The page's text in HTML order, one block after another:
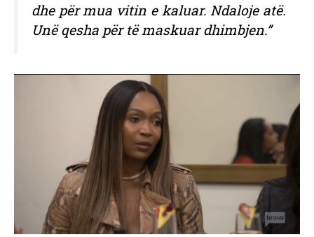
dhe për mua vitin e kaluar. Ndaloje atë.
Unë qesha për të maskuar dhimbjen.”